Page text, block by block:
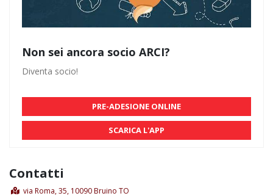
Non sei ancora socio ARCI?
Diventa socio!
PRE-ADESIONE ONLINE
SCARICA L'APP
Contatti
via Roma, 35, 10090 Bruino TO